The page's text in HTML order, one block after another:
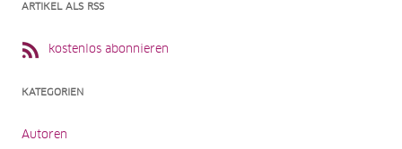
ARTIKEL ALS RSS
kostenlos abonnieren
KATEGORIEN
Autoren